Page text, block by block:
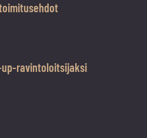
ravintoloitsijaksi